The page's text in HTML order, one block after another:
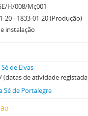
H/008/Mç001
20 - 1833-01-20 (Produção)
instalação
de Elvas
(datas de atividade
Sé de Portalegre